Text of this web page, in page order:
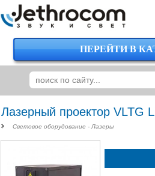
ПЕРЕЙТИ В
Лазерный проектор VLTG
Световое оборудование - Лазеры